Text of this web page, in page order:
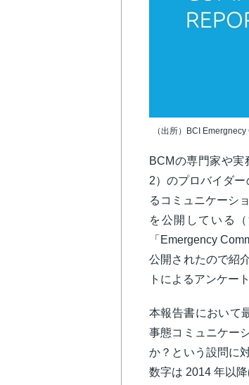
（出所）BCI
BCMの専門家や
2）のプロバイダ
るコミュニケーシ
を公開している
「Emergency
公開されたので紹
トによるアンケー
本報告書において
事態コミュニケー
か？という設問に
数字は 2014 年以